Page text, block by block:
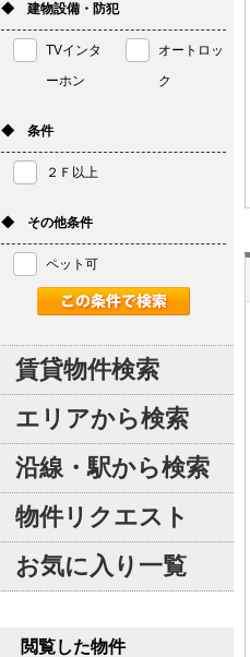
◆ 建物設備・防犯
TVインタ
ーホン
オートロッ
ク
◆ 条件
２Ｆ以上
◆ その他条件
ペット可
賃貸物件検索
エリアから検索
沿線・駅から検索
物件リクエスト
お気に入り一覧
閲覧した物件